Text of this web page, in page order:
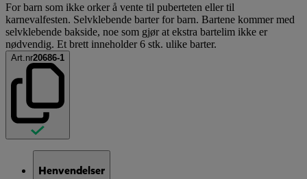
For barn som ikke orker å vente til puberteten eller til
karnevalfesten. Selvklebende barter for barn. Bartene kommer med
selvklebende bakside, noe som gjør at ekstra bartelim ikke er
nødvendig. Et brett inneholder 6 stk. ulike barter.
Art.nr20686-1
Henvendelser